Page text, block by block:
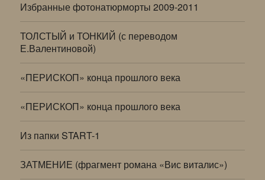
Избранные фотонатюрморты 2009-2011
ТОЛСТЫЙ и ТОНКИЙ (с переводом
Е.Валентиновой)
«ПЕРИСКОП» конца прошлого века
«ПЕРИСКОП» конца прошлого века
Из папки START-1
ЗАТМЕНИЕ (фрагмент романа «Вис виталис»)